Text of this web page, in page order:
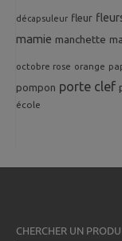
décapsuleur fleur
mamie manchette
octobre rose orange
pompon porte clef
école
CHERCHER UN